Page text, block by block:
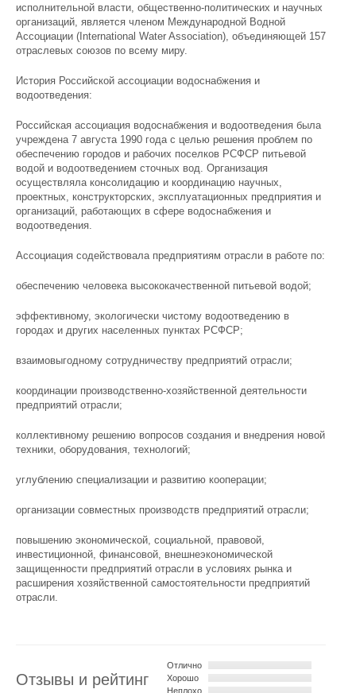
исполнительной власти, общественно-политических и научных
организаций, является членом Международной Водной
Ассоциации (International Water Association), объединяющей 157
отраслевых союзов по всему миру.
История Российской ассоциации водоснабжения и
водоотведения:
Российская ассоциация водоснабжения и водоотведения была
учреждена 7 августа 1990 года с целью решения проблем по
обеспечению городов и рабочих поселков РСФСР питьевой
водой и водоотведением сточных вод. Организация
осуществляла консолидацию и координацию научных,
проектных, конструкторских, эксплуатационных предприятия и
организаций, работающих в сфере водоснабжения и
водоотведения.
Ассоциация содействовала предприятиям отрасли в работе по:
обеспечению человека высококачественной питьевой водой;
эффективному, экологически чистому водоотведению в
городах и других населенных пунктах РСФСР;
взаимовыгодному сотрудничеству предприятий отрасли;
координации производственно-хозяйственной деятельности
предприятий отрасли;
коллективному решению вопросов создания и внедрения новой
техники, оборудования, технологий;
углублению специализации и развитию кооперации;
организации совместных производств предприятий отрасли;
повышению экономической, социальной, правовой,
инвестиционной, финансовой, внешнеэкономической
защищенности предприятий отрасли в условиях рынка и
расширения хозяйственной самостоятельности предприятий
отрасли.
Отлично
Хорошо
Неплохо
Отзывы и рейтинг